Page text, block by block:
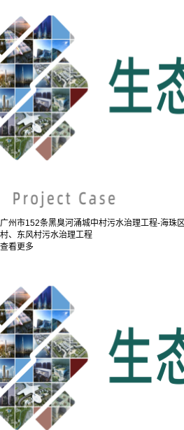
广州市152条黑臭河涌城中村污水治理工程-海珠
村、东风村污水治理工程
查看更多